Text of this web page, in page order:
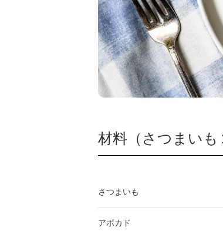
材料（さつまいも
さつまいも
アボカド